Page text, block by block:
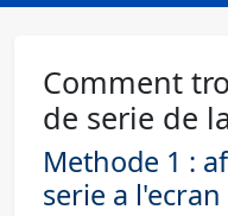
Comment
de serie de
Methode 1 :
serie a l'ecran